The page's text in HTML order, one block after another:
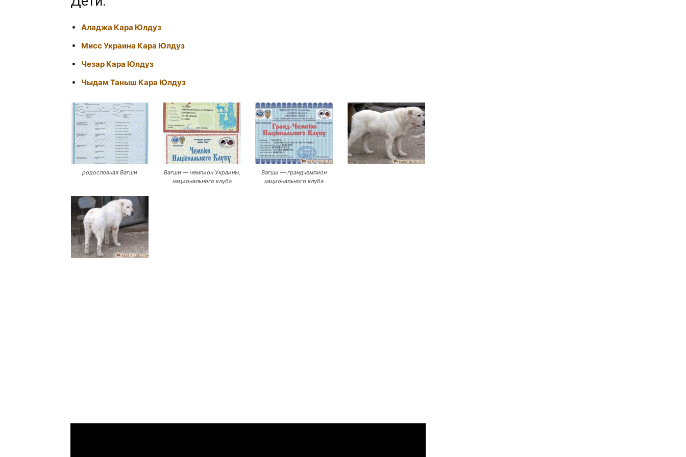
Аладжа Кара Юлдуз
Мисс Украина Кара Юлдуз
Чезар Кара Юлдуз
Чыдам Таныш Кара Юлдуз
родословная Вагши
Вагши — чемпион Украины,
национального клуба
Вагши — грандчемпион
национального клуба